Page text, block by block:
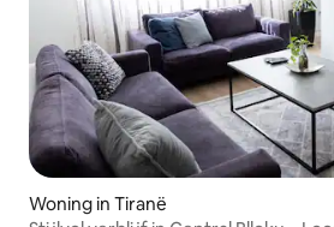
Woning in Tiranë